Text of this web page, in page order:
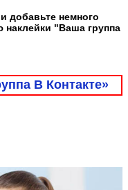
добавьте немного
"Ваша группа
В Контакте»